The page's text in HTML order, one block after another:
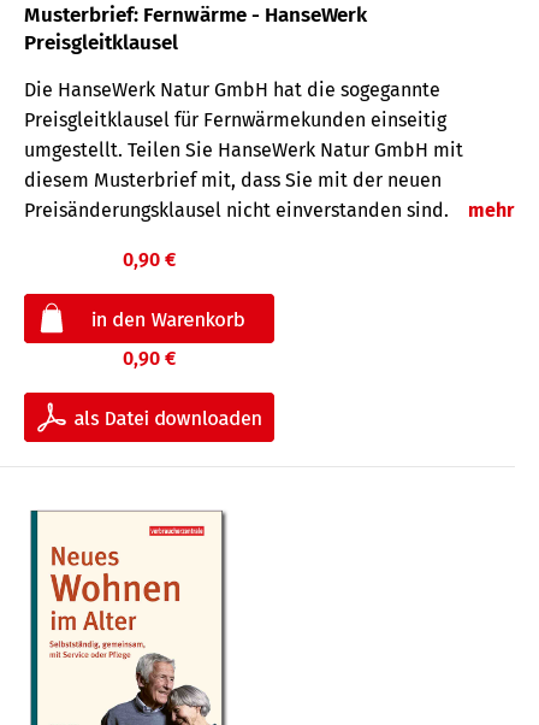
Musterbrief: Fernwärme - HanseWerk
Preisgleitklausel
Die HanseWerk Natur GmbH hat die sogegannte
Preisgleitklausel für Fernwärmekunden einseitig
umgestellt. Teilen Sie HanseWerk Natur GmbH mit
diesem Musterbrief mit, dass Sie mit der neuen
Preisänderungsklausel nicht einverstanden sind.
mehr
0,90 €
0,90 €